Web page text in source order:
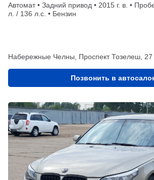
Автомат • Задний привод • 2015 г. в. •
л. / 136 л.с. • Бензин
Набережные Челны, Проспект Тозелеш, 27
Позвонить в